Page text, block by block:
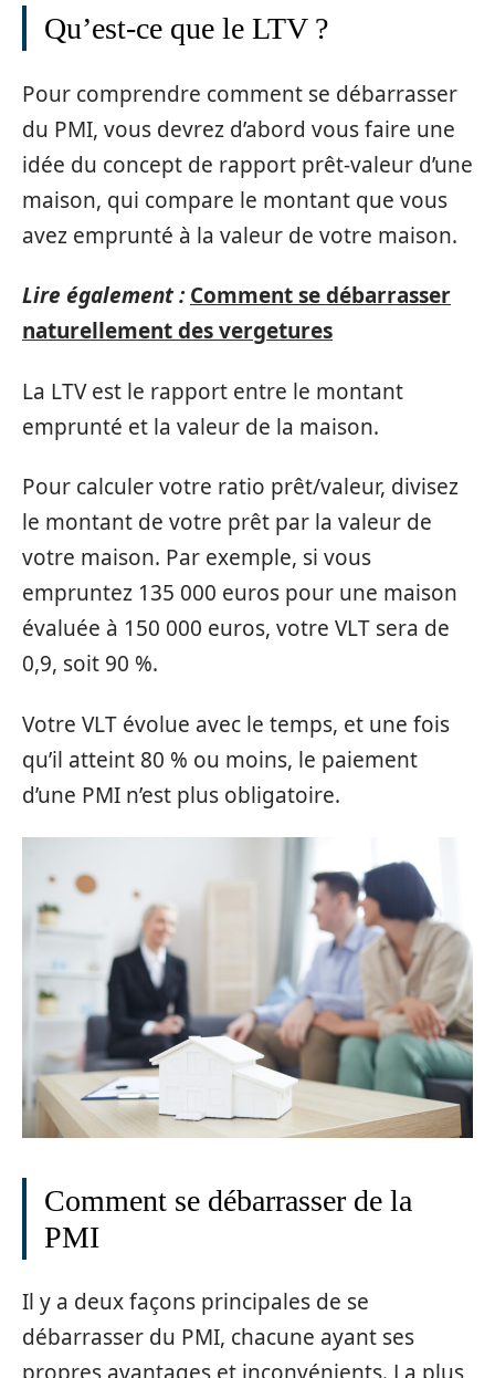
Qu’est-ce que le LTV ?
Pour comprendre comment se débarrasser
du PMI, vous devrez d’abord vous faire une
idée du concept de rapport prêt-valeur d’une
maison, qui compare le montant que vous
avez emprunté à la valeur de votre maison.
Lire également : Comment se débarrasser
naturellement des vergetures
La LTV est le rapport entre le montant
emprunté et la valeur de la maison.
Pour calculer votre ratio prêt/valeur, divisez
le montant de votre prêt par la valeur de
votre maison. Par exemple, si vous
empruntez 135 000 euros pour une maison
évaluée à 150 000 euros, votre VLT sera de
0,9, soit 90 %.
Votre VLT évolue avec le temps, et une fois
qu’il atteint 80 % ou moins, le paiement
d’une PMI n’est plus obligatoire.
Comment se débarrasser de la
PMI
Il y a deux façons principales de se
débarrasser du PMI, chacune ayant ses